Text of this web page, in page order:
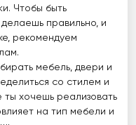
Чтобы быть
правильно, и
рекомендуем
мебель, двери и
со стилем и
ты хочешь реализовать
на тип мебели и